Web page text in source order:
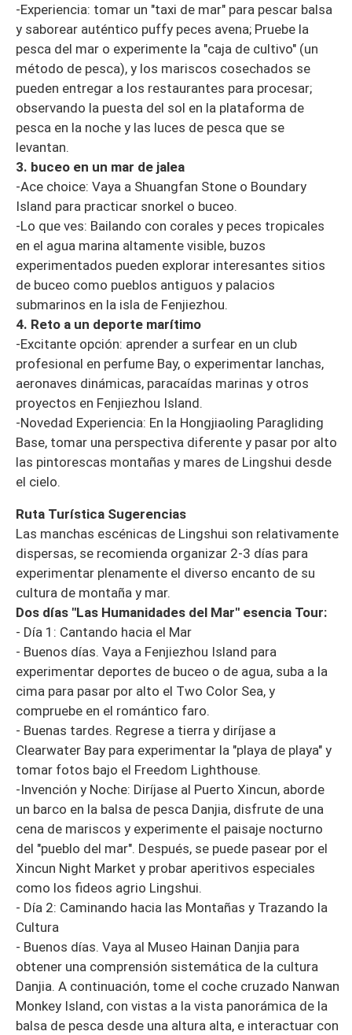
-Experiencia: tomar un "taxi de mar" para pescar balsa
y saborear auténtico puffy peces avena; Pruebe la
pesca del mar o experimente la "caja de cultivo" (un
método de pesca), y los mariscos cosechados se
pueden entregar a los restaurantes para procesar;
observando la puesta del sol en la plataforma de
pesca en la noche y las luces de pesca que se
levantan.
3. buceo en un mar de jalea
-Ace choice: Vaya a Shuangfan Stone o Boundary
Island para practicar snorkel o buceo.
-Lo que ves: Bailando con corales y peces tropicales
en el agua marina altamente visible, buzos
experimentados pueden explorar interesantes sitios
de buceo como pueblos antiguos y palacios
submarinos en la isla de Fenjiezhou.
4. Reto a un deporte marítimo
-Excitante opción: aprender a surfear en un club
profesional en perfume Bay, o experimentar lanchas,
aeronaves dinámicas, paracaídas marinas y otros
proyectos en Fenjiezhou Island.
-Novedad Experiencia: En la Hongjiaoling Paragliding
Base, tomar una perspectiva diferente y pasar por alto
las pintorescas montañas y mares de Lingshui desde
el cielo.
Ruta Turística Sugerencias
Las manchas escénicas de Lingshui son relativamente
dispersas, se recomienda organizar 2-3 días para
experimentar plenamente el diverso encanto de su
cultura de montaña y mar.
Dos días "Las Humanidades del Mar" esencia Tour:
- Día 1: Cantando hacia el Mar
- Buenos días. Vaya a Fenjiezhou Island para
experimentar deportes de buceo o de agua, suba a la
cima para pasar por alto el Two Color Sea, y
compruebe en el romántico faro.
- Buenas tardes. Regrese a tierra y diríjase a
Clearwater Bay para experimentar la "playa de playa" y
tomar fotos bajo el Freedom Lighthouse.
-Invención y Noche: Diríjase al Puerto Xincun, aborde
un barco en la balsa de pesca Danjia, disfrute de una
cena de mariscos y experimente el paisaje nocturno
del "pueblo del mar". Después, se puede pasear por el
Xincun Night Market y probar aperitivos especiales
como los fideos agrio Lingshui.
- Día 2: Caminando hacia las Montañas y Trazando la
Cultura
- Buenos días. Vaya al Museo Hainan Danjia para
obtener una comprensión sistemática de la cultura
Danjia. A continuación, tome el coche cruzado Nanwan
Monkey Island, con vistas a la vista panorámica de la
balsa de pesca desde una altura alta, e interactuar con